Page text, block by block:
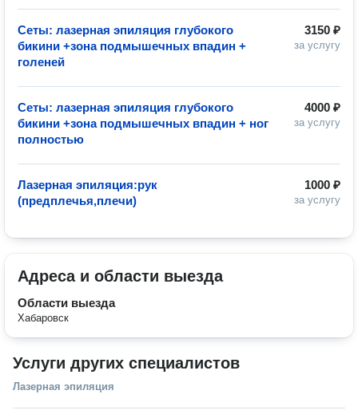
3150 ₽
за услугу
Сеты: лазерная эпиляция глубокого
бикини +зона подмышечных впадин +
голеней
4000 ₽
за услугу
Сеты: лазерная эпиляция глубокого
бикини +зона подмышечных впадин + ног
полностью
1000 ₽
за услугу
Лазерная эпиляция:рук
(предплечья,плечи)
Адреса и области выезда
Области выезда
Хабаровск
Услуги других специалистов
Лазерная эпиляция